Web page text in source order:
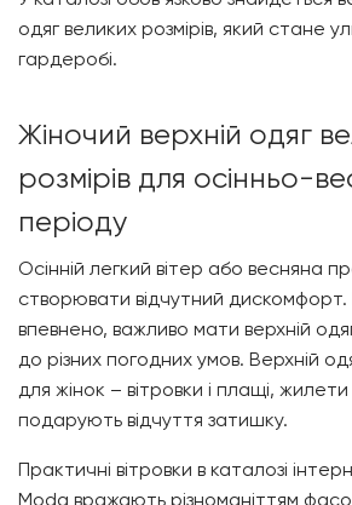
одяг великих розмірів, який стане
гардеробі.
Жіночий верхній одяг
розмірів для осінньо-
періоду
Осінній легкий вітер або весняна
створювати відчутний
впевнено, важливо мати верхній
до різних погодних умов. Верхній
для жінок – вітровки і плащі,
подарують відчуття затишку.
Практичні вітровки в каталозі
Moda вражають різноманіттям